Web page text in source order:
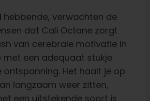
hebbende, verwachten de
dat Cali Octane zorgt
van cerebrale motivatie in
een adequaat stukje
ontspanning. Het haalt je op
langzaam weer zitten,
een uitstekende soort is